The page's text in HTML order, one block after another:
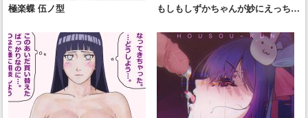
極楽蝶 伍ノ型
もしもしずかちゃんが妙にえっちな